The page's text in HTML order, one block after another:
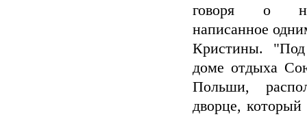
говоря о
написанное
Кристины.
доме отдыха
Польши,
дворце,